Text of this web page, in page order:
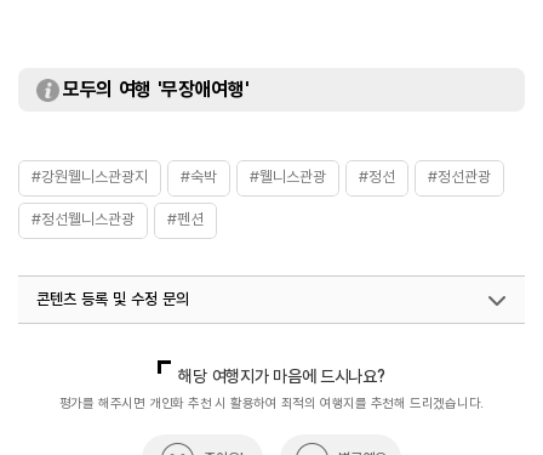
모두의 여행 '무장애여행'
#강원웰니스관광지 #숙박 #웰니스관광 #정선 #정선관광
#정선웰니스관광 #펜션
콘텐츠 등록 및 수정 문의
해당 여행지가 마음에 드시나요?
평가를 해주시면 개인화 추천 시 활용하여 최적의 여행지를 추천해 드리겠습니다.